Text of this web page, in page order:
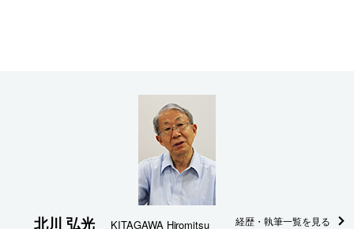
北川 弘光 KITAGAWA Hiromitsu 経歴・執筆一覧を見る